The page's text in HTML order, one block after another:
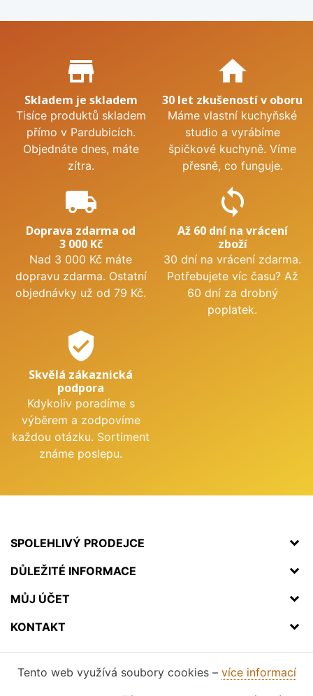
Proč nakupovat u nás?
store_mall_directory
Skladem je skladem
Tisíce produktů skladem
přímo v Pardubicích.
Objednáte dnes, máte
zítra.
home
30 let zkušeností v oboru
Máme vlastní kuchyňské
studio a vyrábíme
špičkové kuchyně. Víme
přesně, co funguje.
local_shipping
Doprava zdarma od
3 000 Kč
Nad 3 000 Kč máte
dopravu zdarma. Ostatní
objednávky už od 79 Kč.
sync
Až 60 dní na vrácení
zboží
30 dní na vrácení zdarma.
Potřebujete víc času? Až
60 dní za drobný
poplatek.
verified_user
Skvělá zákaznická
podpora
Kdykoliv poradíme s
výběrem a zodpovíme
každou otázku. Sortiment
známe poslepu.
SPOLEHLIVÝ PRODEJCE
DŮLEŽITÉ INFORMACE
MŮJ ÚČET
KONTAKT
Tento web využívá soubory cookies – více informací